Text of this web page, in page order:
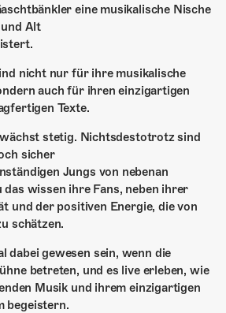
eine musikalische Nische
Alt
nicht nur für ihre musikalische
auch für ihren einzigartigen
Texte.
stetig. Nichtsdestotrotz sind
sicher
Jungs von nebenan
das wissen ihre Fans, neben ihrer
und der positiven Energie, die von
schätzen.
dabei gewesen sein, wenn die
betreten, und es live erleben, wie
Musik und ihrem einzigartigen
begeistern.